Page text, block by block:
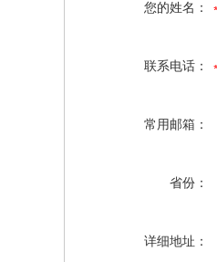
您的姓名：
联系电话：
常用邮箱：
省份：
详细地址：